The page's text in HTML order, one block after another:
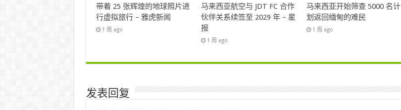
带着 25 张辉煌的地球照片进
行虚拟旅行 – 雅虎新闻
1 周 ago
马来西亚航空与 JDT FC 合作
伙伴关系续签至 2029 年 – 星
报
1 周 ago
马来西亚开始筛查 5000 名计
划返回缅甸的难民
1 周 ago
发表回复